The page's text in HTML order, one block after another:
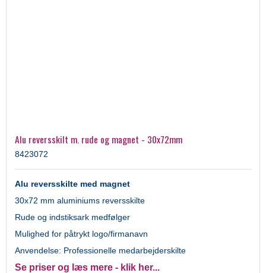
Alu reversskilt m. rude og magnet - 30x72mm
8423072
Alu reversskilte med magnet
30x72 mm aluminiums reversskilte
Rude og indstiksark medfølger
Mulighed for påtrykt logo/firmanavn
Anvendelse: Professionelle medarbejderskilte
Se priser og læs mere - klik her...